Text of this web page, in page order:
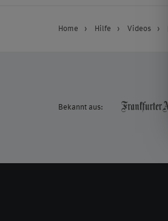
Home Hilfe Videos
Bekannt aus: